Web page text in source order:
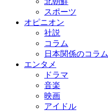
スポーツ
オピニオン
社説
コラム
日本関係のコラム
エンタメ
ドラマ
音楽
映画
アイドル